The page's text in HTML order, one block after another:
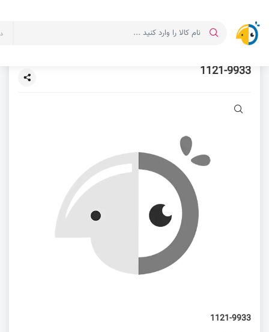
1121-9933
1121-9933